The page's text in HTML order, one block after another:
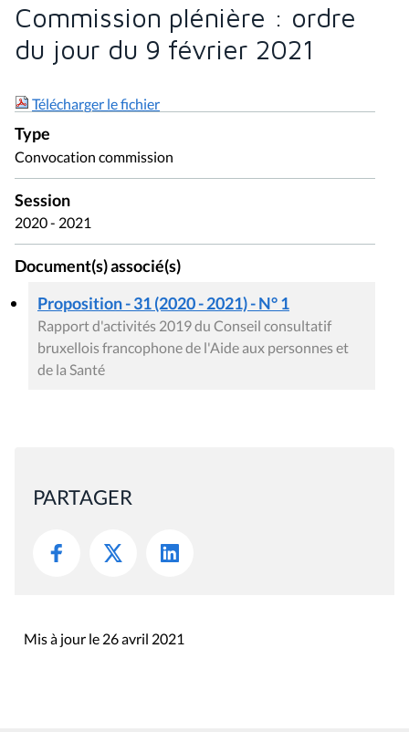
Commission plénière : ordre
du jour du 9 février 2021
Télécharger le fichier
Type
Convocation commission
Session
2020 - 2021
Document(s) associé(s)
Proposition - 31 (2020 - 2021) - N° 1
Rapport d'activités 2019 du Conseil consultatif
bruxellois francophone de l'Aide aux personnes et
de la Santé
PARTAGER
Mis à jour le 26 avril 2021